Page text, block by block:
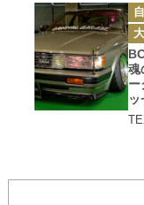
カ
テ
ゴ
リ
ー
魂
ー
ッ